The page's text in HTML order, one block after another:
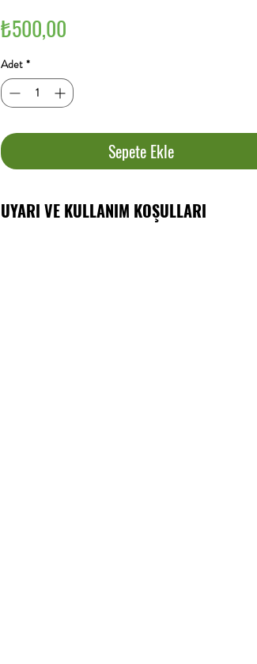
₺500,00
Adet *
Sepete Ekle
UYARI VE KULLANIM KOŞULLARI